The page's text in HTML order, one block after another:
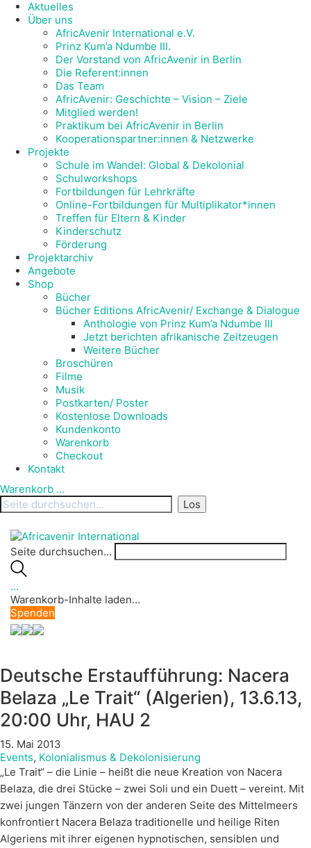
Aktuelles
Über uns
AfricAvenir International e.V.
Prinz Kum’a Ndumbe III.
Der Vorstand von AfricAvenir in Berlin
Die Referent:innen
Das Team
AfricAvenir: Geschichte – Vision – Ziele
Mitglied werden!
Praktikum bei AfricAvenir in Berlin
Kooperationspartner:innen & Netzwerke
Projekte
Schule im Wandel: Global & Dekolonial
Schulworkshops
Fortbildungen für Lehrkräfte
Online-Fortbildungen für Multiplikator*innen
Treffen für Eltern & Kinder
Kinderschutz
Förderung
Projektarchiv
Angebote
Shop
Bücher
Bücher Editions AfricAvenir/ Exchange & Dialogue
Anthologie von Prinz Kum’a Ndumbe III
Jetzt berichten afrikanische Zeitzeugen
Weitere Bücher
Broschüren
Filme
Musik
Postkarten/ Poster
Kostenlose Downloads
Kundenkonto
Warenkorb
Checkout
Kontakt
Warenkorb …
Seite durchsuchen...
…
Warenkorb-Inhalte laden...
Spenden
Deutsche Erstaufführung: Nacera
Belaza „Le Trait“ (Algerien), 13.6.13,
20:00 Uhr, HAU 2
15. Mai 2013
Events, Kolonialismus & Dekolonisierung
„Le Trait“ – die Linie – heißt die neue Kreation von Nacera
Belaza, die drei Stücke – zwei Soli und ein Duett – vereint. Mit
zwei jungen Tänzern von der anderen Seite des Mittelmeers
konfrontiert Nacera Belaza traditionelle und heilige Riten
Algeriens mit ihrer eigenen hypnotischen, sensiblen und